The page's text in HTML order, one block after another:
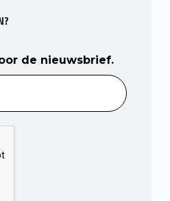
de nieuwsbrief.